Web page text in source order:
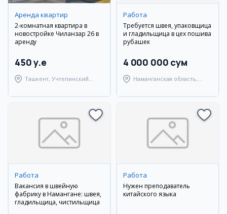
Аренда квартир
2-комнатная квартира в
новостройке Чиланзар 26 в
аренду
450 y.e
Ташкент, Учтепинский
Работа
Требуется швея, упаковщица
и гладильщица в цех пошива
рубашек
4 000 000 сум
Наманганская область,
Работа
Вакансия в швейную
фабрику в Намангане: швея,
гладильщица, чистильщица
Работа
Нужен преподаватель
китайского языка